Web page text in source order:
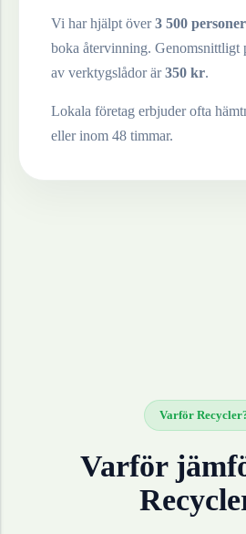
Vi har hjälpt över3 500 personer
boka återvinning. Genomsnittligt
av verktygslådorär350 kr.
Lokala företag erbjuder ofta
eller inom 48 timmar.
Varför
Varför